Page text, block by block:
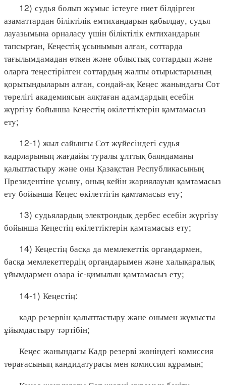
12) судья болып жұмыс істеуге ниет білдірген
азаматтардан біліктілік емтихандарын қабылдау, судья
лауазымына орналасу үшін біліктілік емтихандарын
тапсырған, Кеңестің ұсынымын алған, соттарда
тағылымдамадан өткен және облыстық соттардың және
оларға теңестірілген соттардың жалпы отырыстарының
қорытындыларын алған, сондай-ақ Кеңес жанындағы Сот
төрелігі академиясын аяқтаған адамдардың есебін
жүргізу бойынша Кеңестің өкілеттіктерін қамтамасыз
ету;
12-1) жыл сайынғы Сот жүйесіндегі судья
кадрларының жағдайы туралы ұлттық баяндаманы
қалыптастыру және оны Қазақстан Республикасының
Президентіне ұсыну, оның кейін жариялауын қамтамасыз
ету бойынша Кеңес өкілеттігін қамтамасыз ету;
13) судьялардың электрондық дербес есебін жүргізу
бойынша Кеңестің өкілеттіктерін қамтамасыз ету;
14) Кеңестің басқа да мемлекеттік органдармен,
басқа мемлекеттердің органдарымен және халықаралық
ұйымдармен өзара іс-қимылын қамтамасыз ету;
14-1) Кеңестің:
кадр резервін қалыптастыру және онымен жұмысты
ұйымдастыру тәртібін;
Кеңес жанындағы Кадр резерві жөніндегі комиссия
төрағасының кандидатурасы мен комиссия құрамын;